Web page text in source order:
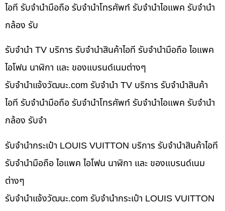
ไอที รับจำนำมือถือ รับจำนำโทรศัพท์ รับจำนำไอแพค รับจำนำ
กล้อง รับ
รับจำนำ TV บริการ รับจำนำสินค้าไอที รับจำนำมือถือ ไอแพค
ไอโฟน นาฬิกา และ ของแบรนด์เนมต่างๆ
รับจํานําแจ้งวัฒนะ.com รับจำนำ TV บริการ รับจำนำสินค้า
ไอที รับจำนำมือถือ รับจำนำโทรศัพท์ รับจำนำไอแพค รับจำนำ
กล้อง รับจำ
รับจำนำกระเป๋า LOUIS VUITTON บริการ รับจำนำสินค้าไอที
รับจำนำมือถือ ไอแพค ไอโฟน นาฬิกา และ ของแบรนด์เนม
ต่างๆ
รับจํานําแจ้งวัฒนะ.com รับจำนำกระเป๋า LOUIS VUITTON